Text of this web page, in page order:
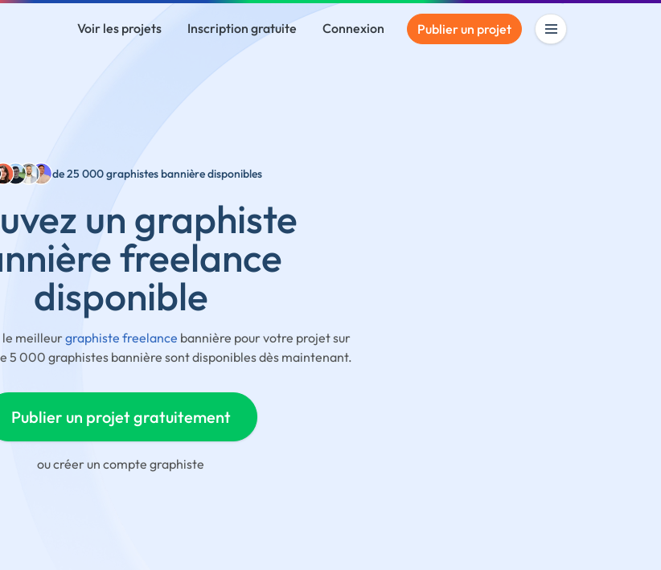
Voir les projets Inscription gratuite Connexion Publier un projet
de 25 000 graphistes bannière disponibles
un graphiste
freelance
disponible
meilleurgraphiste freelance bannière pour votre projet sur
5 000 graphistes bannière sont disponibles dès maintenant.
Publier un projet gratuitement
oucréer un compte graphiste